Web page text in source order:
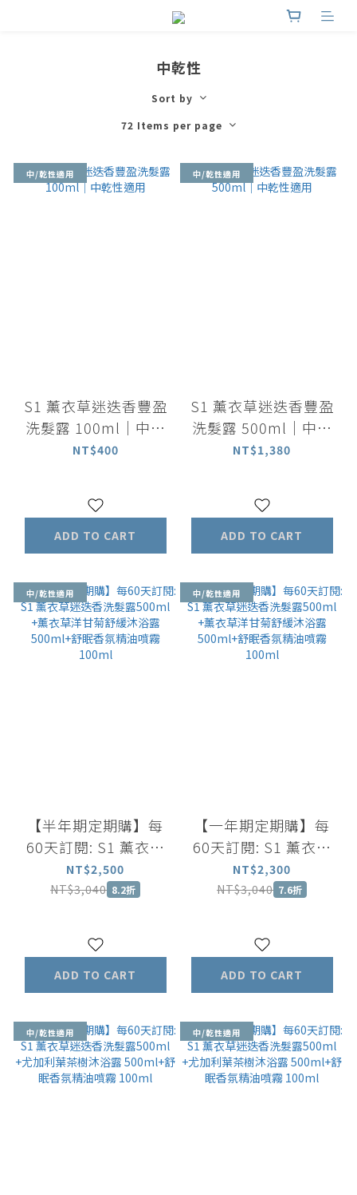
中乾性
Sort by
72 Items per page
中/乾性適用
S1 薰衣草迷迭香豐盈
洗髮露 100ml｜中乾
性適用
NT$400
ADD TO CART
中/乾性適用
S1 薰衣草迷迭香豐盈
洗髮露 500ml｜中乾
性適用
NT$1,380
ADD TO CART
中/乾性適用
【半年期定期購】每
60天訂閱: S1 薰衣草
迷迭香洗髮露500ml
+薰衣草洋甘菊舒緩沐
精油噴霧 100ml
NT$2,500
NT$3,040 8.2折
ADD TO CART
中/乾性適用
【一年期定期購】每
60天訂閱: S1 薰衣草
迷迭香洗髮露500ml
+薰衣草洋甘菊舒緩沐
精油噴霧 100ml
NT$2,300
NT$3,040 7.6折
ADD TO CART
中/乾性適用 中/乾性適用